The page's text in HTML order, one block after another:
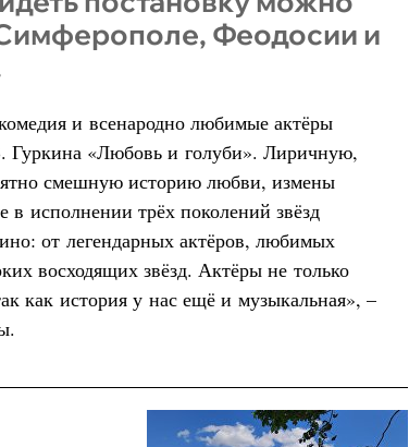
Феодосии и
и всенародно любимые актёры
Гуркина «Любовь и голуби». Лиричную,
смешную историю любви, измены
исполнении трёх поколений звёзд
от легендарных актёров, любимых
восходящих звёзд. Актёры не только
как история у нас ещё и музыкальная», –